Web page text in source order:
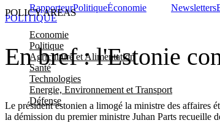
POLICY AREAS
Economie
Politique
Agriculture et Alimentation
Santé
Technologies
Energie, Environnement et Transport
Défense
RapporteurPolitiqueÉconomie Newsletters
En bref : l'Estonie
Le président estonien a limogé la ministre des affaires
la démission du premier ministre Juhan Parts recueille
POLITIQUE